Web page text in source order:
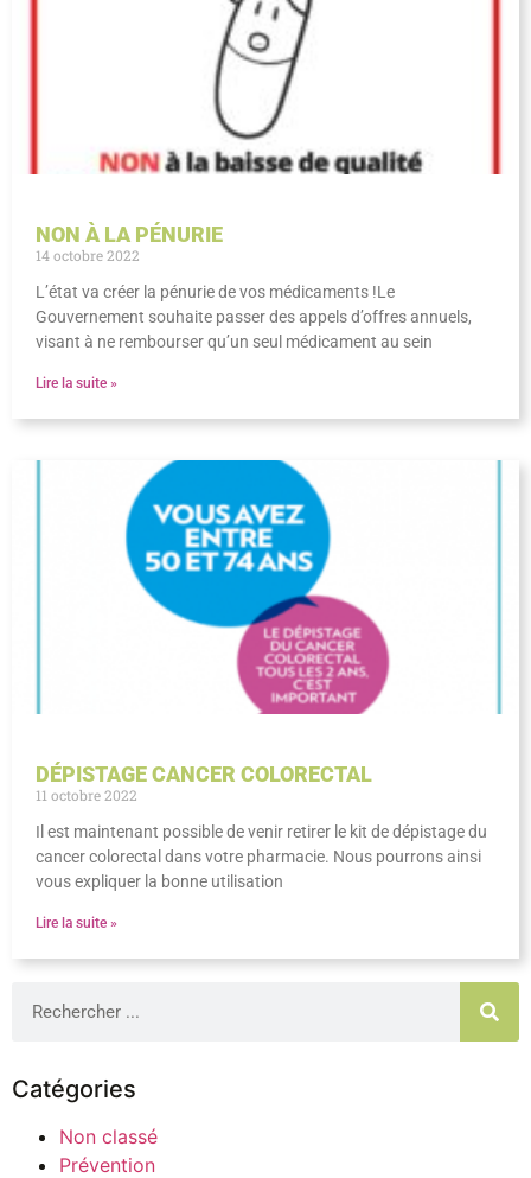
NON À LA PÉNURIE
14 octobre 2022
L’état va créer la pénurie de vos médicaments !Le
Gouvernement souhaite passer des appels d’offres annuels,
visant à ne rembourser qu’un seul médicament au sein
Lire la suite »
DÉPISTAGE CANCER COLORECTAL
11 octobre 2022
Il est maintenant possible de venir retirer le kit de dépistage du
cancer colorectal dans votre pharmacie. Nous pourrons ainsi
vous expliquer la bonne utilisation
Lire la suite »
Catégories
Non classé
Prévention